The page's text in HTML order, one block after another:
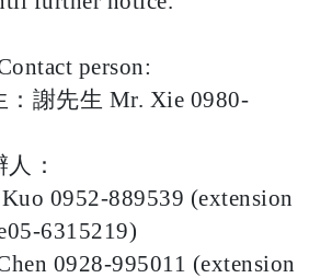
person:
：謝先生 Mr. Xie 0980-
：
0952-889539 (extension
6315219)
0928-995011 (extension